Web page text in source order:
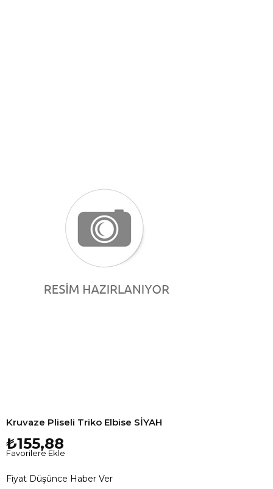
Kruvaze Pliseli Triko Elbise SİYAH
₺155,88
Favorilere Ekle
Fiyat Düşünce Haber Ver